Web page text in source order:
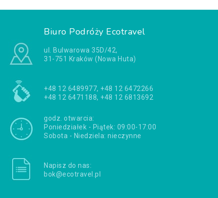
Biuro Podróży Ecotravel
ul. Bulwarowa 35D/42,
31-751 Kraków (Nowa Huta)
+48 12 6489977, +48 12 6472266
+48 12 6471188, +48 12 6813692
godz. otwarcia:
Poniedziałek - Piątek: 09:00-17:00
Sobota - Niedziela: nieczynne
Napisz do nas:
bok@ecotravel.pl